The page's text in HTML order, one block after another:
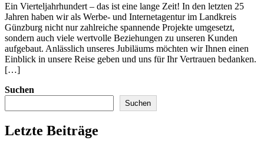
Ein Vierteljahrhundert – das ist eine lange Zeit! In den letzten 25
Jahren haben wir als Werbe- und Internetagentur im Landkreis
Günzburg nicht nur zahlreiche spannende Projekte umgesetzt,
sondern auch viele wertvolle Beziehungen zu unseren Kunden
aufgebaut. Anlässlich unseres Jubiläums möchten wir Ihnen einen
Einblick in unsere Reise geben und uns für Ihr Vertrauen bedanken.
[…]
Suchen
Suchen
Letzte Beiträge